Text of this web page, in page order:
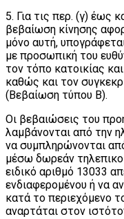
5. Για τις περ. (γ) έως
βεβαίωση κίνησης
μόνο αυτή,
με προσωπική του
τον τόπο κατοικίας
καθώς και τον
(Βεβαίωση τύπου Β).
Οι βεβαιώσεις του
λαμβάνονται από την
να συμπληρώνονται
μέσω δωρεάν
ειδικό αριθμό 13033
ενδιαφερομένου ή να
κατά το περιεχόμενο
αναρτάται στον